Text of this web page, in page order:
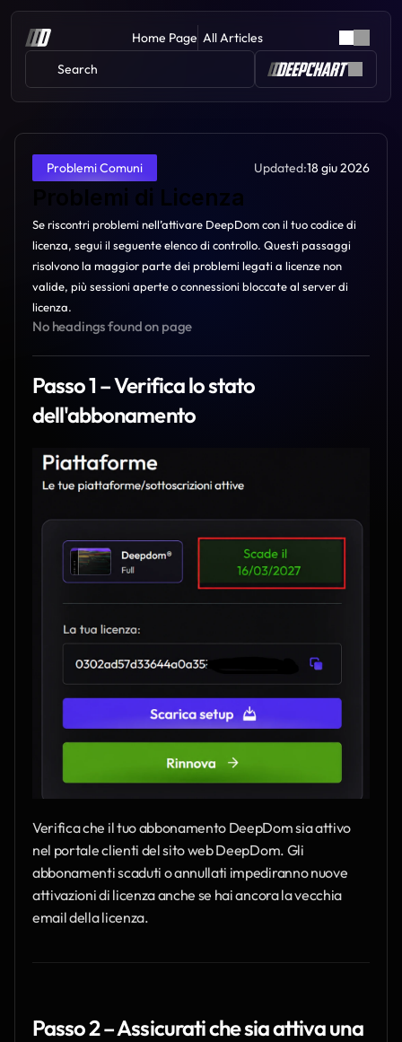
Home Page All Articles
Search
Problemi Comuni Updated:18 giu 2026
Problemi di Licenza
Se riscontri problemi nell’attivare DeepDom con il tuo codice di
licenza, segui il seguente elenco di controllo. Questi passaggi
risolvono la maggior parte dei problemi legati a licenze non
valide, più sessioni aperte o connessioni bloccate al server di
licenza.
No headings found on page
Passo 1 – Verifica lo stato
dell'abbonamento
Verifica che il tuo abbonamento DeepDom sia attivo
nel portale clienti del sito web DeepDom. Gli
abbonamenti scaduti o annullati impediranno nuove
attivazioni di licenza anche se hai ancora la vecchia
email della licenza.
Passo 2 – Assicurati che sia attiva una